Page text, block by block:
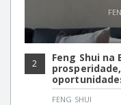
2
Feng Shui
FENG SHUI